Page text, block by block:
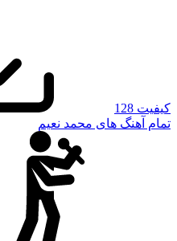
کیفیت 128
تمام آهنگ های محمد نعیم